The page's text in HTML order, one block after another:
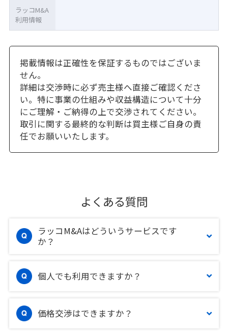
ラッコM&A
利用情報
掲載情報は正確性を保証するものではございま
せん。
詳細は交渉時に必ず売主様へ直接ご確認くださ
い。特に事業の仕組みや収益構造について十分
にご理解・ご納得の上で交渉されてください。
取引に関する最終的な判断は買主様ご自身の責
任でお願いいたします。
よくある質問
ラッコM&Aはどういうサービスです
か？
個人でも利用できますか？
価格交渉はできますか？